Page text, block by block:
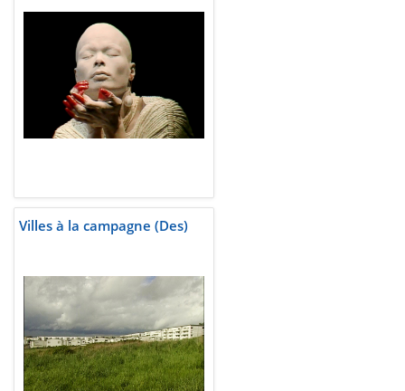
Villes à la campagne (Des)